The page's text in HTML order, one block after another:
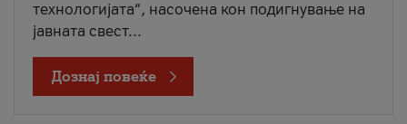
технологијата“, насочена кон подигнување на
јавната свест...
Дознај повеќе